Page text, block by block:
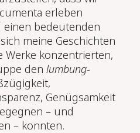
erleben
bedeutenden
meine Geschichten
Werke konzentrierten,
denlumbung-
Genügsamkeit
– und
– konnten.